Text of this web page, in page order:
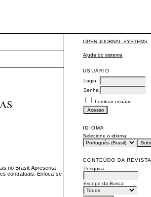
OPEN JOURNAL SYSTEMS
Ajuda do sistema
USUÁRIO
Login
Senha
Lembrar usuário
IDIOMA
Selecione o idioma
CONTEÚDO DA REVISTA
Pesquisa
Escopo da Busca
no Brasil. Apresenta-
contratuais. Enfoca-se